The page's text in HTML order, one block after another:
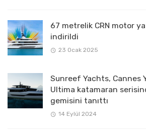
67 metrelik CRN motor
indirildi
23 Ocak 2025
Sunreef Yachts, Cannes
Ultima katamaran
gemisini tanıttı
14 Eylül 2024